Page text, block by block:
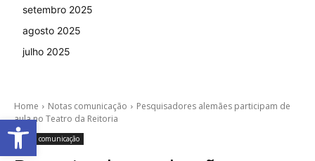
setembro 2025
agosto 2025
julho 2025